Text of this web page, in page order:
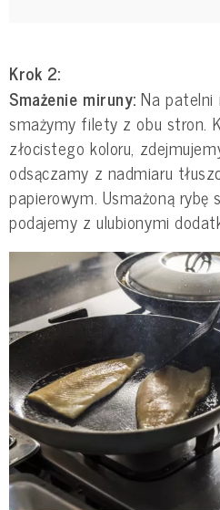
Krok 2:
Smażenie miruny:Na patelni
smażymy filety z obu stron.
złocistego koloru,
odsączamy z nadmiaru
papierowym. Usmażoną rybę
podajemy z ulubionymi